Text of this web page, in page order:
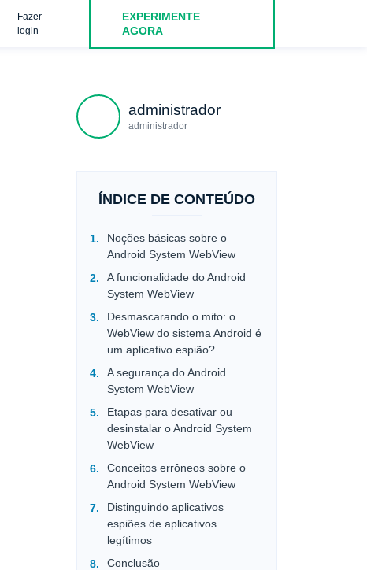
Fazer
login
EXPERIMENTE
AGORA
administrador
administrador
ÍNDICE DE CONTEÚDO
Noções básicas sobre o
Android System WebView
A funcionalidade do Android
System WebView
Desmascarando o mito: o
WebView do sistema Android é
um aplicativo espião?
A segurança do Android
System WebView
Etapas para desativar ou
desinstalar o Android System
WebView
Conceitos errôneos sobre o
Android System WebView
Distinguindo aplicativos
espiões de aplicativos
legítimos
Conclusão